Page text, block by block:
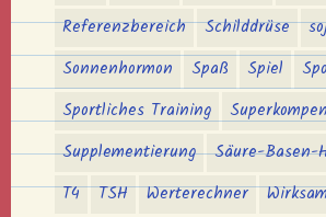
Referenzbereich
Schilddrüse
Sonnenhormon
Spaß Spiel
Sportliches Training
Supplementierung
Säure-Basen-
T4
TSH Werterechner